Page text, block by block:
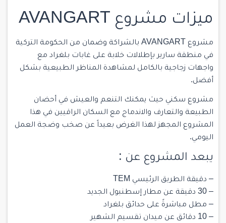
ميزات مشروع AVANGART
مشروع AVANGART بالشراكة وضمان من الحكومة التركية
في منطقة سارير بإطلالات خلابة على غابات بلغراد مع
واجهات زجاجية بالكامل لمشاهدة المناظر الطبيعية بشكل
أفضل.
مشروع سكني حيث يمكنك التنعم والعيش في أحضان
الطبيعة والتعارف والاندماج مع السكان الراقيين في هذا
المشروع المجهز لهذا الغرض بعيداً عن صخب وضجة العمل
اليومي.
يبعد المشروع عن :
– دقيقة الطريق الرئيسي TEM
– 30 دقيقة عن مطار إسطنبول الجديد
– مطل مباشرةً على حدائق بلغراد
– 10 دقائق عن ميدان تقسيم الشهير